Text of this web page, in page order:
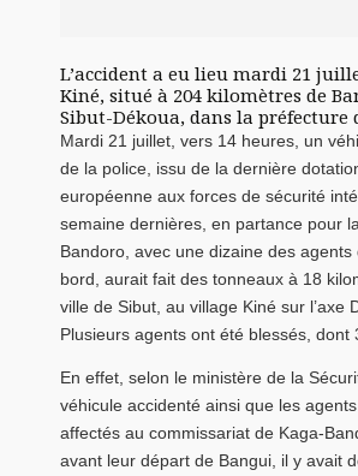
L’accident a eu lieu mardi 21
Kiné, situé à 204 kilomètres de
Sibut-Dékoua, dans la préfecture
Mardi 21 juillet, vers 14 heures, un
de la police, issu de la dernière
européenne aux forces de sécurité
semaine dernières, en partance pour
Bandoro, avec une dizaine des agents
bord, aurait fait des tonneaux à 18
ville de Sibut, au village Kiné sur l’axe
Plusieurs agents ont été blessés, dont
En effet, selon le ministère de la
véhicule accidenté ainsi que les
affectés au commissariat de Kaga-
avant leur départ de Bangui, il y avait